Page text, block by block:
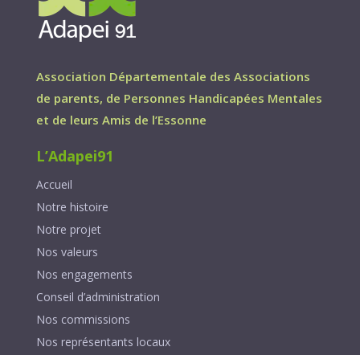
Association Départementale des Associations
de parents, de Personnes Handicapées Mentales
et de leurs Amis de l’Essonne
L’Adapei91
Accueil
Notre histoire
Notre projet
Nos valeurs
Nos engagements
Conseil d’administration
Nos commissions
Nos représentants locaux